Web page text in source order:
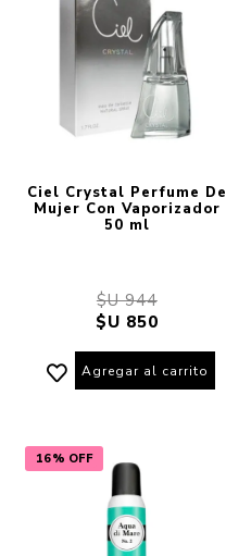
Ciel Crystal Perfume De
Mujer Con Vaporizador
50 ml
$U 944
$U 850
Agregar al carrito
16% OFF